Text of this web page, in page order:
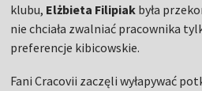
klubu, Elżbieta Filipiak była
nie chciała zwalniać pracownika
preferencje kibicowskie.
Fani Cracovii zaczęli wyłapywać